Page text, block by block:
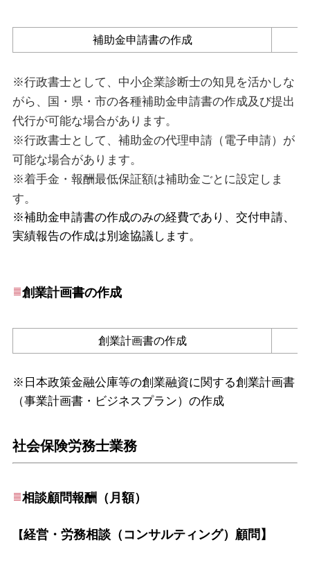
補助金申請書の作成
※行政書士として、中小企業診断士の知見を活かしな
がら、国・県・市の各種補助金申請書の作成及び提出
代行が可能な場合があります。
※行政書士として、補助金の代理申請（電子申請）が
可能な場合があります。
※着手金・報酬最低保証額は補助金ごとに設定しま
す。
※補助金申請書の作成のみの経費であり、交付申請、
実績報告の作成は別途協議します。
創業計画書の作成
創業計画書の作成
※日本政策金融公庫等の創業融資に関する創業計画書
（事業計画書・ビジネスプラン）の作成
社会保険労務士業務
相談顧問報酬（月額）
【経営・労務相談（コンサルティング）顧問】